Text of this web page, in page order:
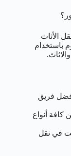
الأثاث
باستخدام
فريق
كافة أنواع
في نقل